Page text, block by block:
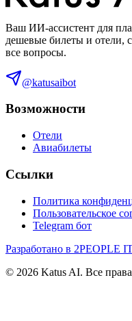
Ваш ИИ-ассистент для
дешевые билеты и отели,
все вопросы.
@katusaibot
Возможности
Отели
Авиабилеты
Ссылки
Политика
Пользовательское
Telegram бот
Разработано в 2PEOPLE
© 2026 Katus AI. Все